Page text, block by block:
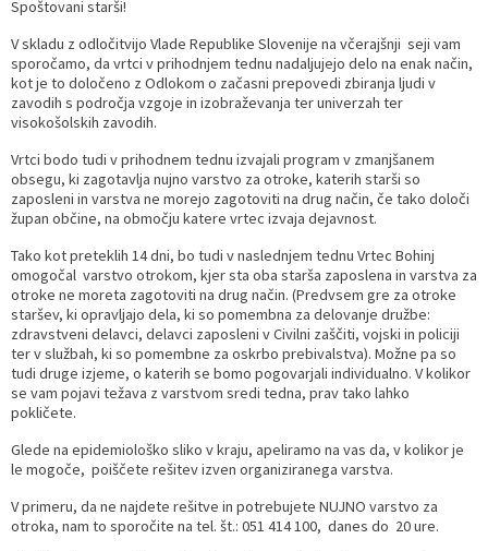
Spoštovani starši!
V skladu z odločitvijo Vlade Republike Slovenije na včerajšnji seji vam
sporočamo, da vrtci v prihodnjem tednu nadaljujejo delo na enak način,
kot je to določeno z Odlokom o začasni prepovedi zbiranja ljudi v
zavodih s področja vzgoje in izobraževanja ter univerzah ter
visokošolskih zavodih.
Vrtci bodo tudi v prihodnem tednu izvajali program v zmanjšanem
obsegu, ki zagotavlja nujno varstvo za otroke, katerih starši so
zaposleni in varstva ne morejo zagotoviti na drug način, če tako določi
župan občine, na območju katere vrtec izvaja dejavnost.
Tako kot preteklih 14 dni, bo tudi v naslednjem tednu Vrtec Bohinj
omogočal varstvo otrokom, kjer sta oba starša zaposlena in varstva za
otroke ne moreta zagotoviti na drug način. (Predvsem gre za otroke
staršev, ki opravljajo dela, ki so pomembna za delovanje družbe:
zdravstveni delavci, delavci zaposleni v Civilni zaščiti, vojski in policiji
ter v službah, ki so pomembne za oskrbo prebivalstva). Možne pa so
tudi druge izjeme, o katerih se bomo pogovarjali individualno. V kolikor
se vam pojavi težava z varstvom sredi tedna, prav tako lahko
pokličete.
Glede na epidemiološko sliko v kraju, apeliramo na vas da, v kolikor je
le mogoče, poiščete rešitev izven organiziranega varstva.
V primeru, da ne najdete rešitve in potrebujete NUJNO varstvo za
otroka, nam to sporočite na tel. št.: 051 414 100, danes do 20 ure.
Proračunski dokumenti
Civilna zaščita in požarna varnost
Merilniki hitrosti
Hišna in ledinska imena